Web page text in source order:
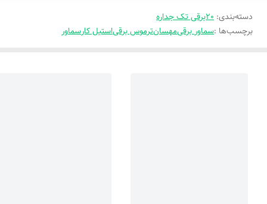
دسته‌بندی: 20برقی تک جداره
برچسب‌ها :سماور برقیمهسانترموس برقیاستیل کارسماور